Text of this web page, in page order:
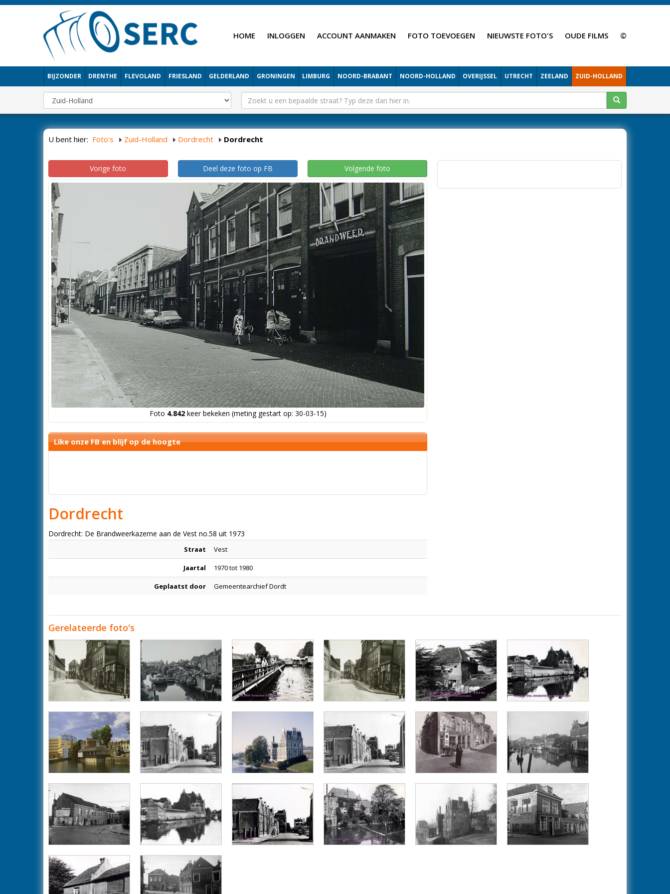
HOME INLOGGEN ACCOUNT AANMAKEN FOTO TOEVOEGEN NIEUWSTE FOTO'S OUDE FILMS ©
BIJZONDER DRENTHE FLEVOLAND FRIESLAND GELDERLAND GRONINGEN LIMBURG NOORD-BRABANT NOORD-HOLLAND OVERIJSSEL UTRECHT ZEELAND ZUID-HOLLAND
U bent hier: Foto's Zuid-Holland Dordrecht Dordrecht
Vorige foto Deel deze foto op FB Volgende foto
Foto 4.842keer bekeken (meting gestart op: 30-03-15)
Like onze FB en blijf op de hoogte
Dordrecht
Dordrecht: De Brandweerkazerne aan de Vest no.58 uit 1973
Straat Vest
Jaartal 1970 tot 1980
Geplaatst door Gemeentearchief Dordt
Gerelateerde foto's